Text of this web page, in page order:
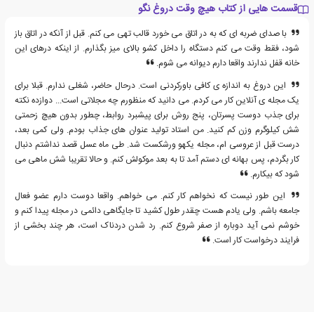
قسمت هایی از کتاب هیچ وقت دروغ نگو
با صدای ضربه ای که به در اتاق می خورد قالب تهی می کنم. قبل از آنکه در اتاق باز
شود، فقط وقت می کنم دستگاه را داخل کشو بالای میز بگذارم. از اینکه درهای این
خانه قفل ندارند واقعا دارم دیوانه می شوم.
این دروغ به اندازه ی کافی باورکردنی است. درحال حاضر، شغلی ندارم. قبلا برای
یک مجله ی آنلاین کار می کردم. می دانید که منظورم چه مجلاتی است... دوازده نکته
برای جذب دوست پسرتان، پنج روش برای پیشبرد روابط، چطور بدون هیچ زحمتی
شش کیلوگرم وزن کم کنید. من استاد تولید عنوان های جذاب بودم. ولی کمی بعد،
درست قبل از عروسی ام، مجله یکهو ورشکست شد. طی ماه عسل قصد نداشتم دنبال
کار بگردم، پس بهانه ای دستم آمد تا به بعد موکولش کنم. و حالا تقریبا شش ماهی می
شود که بیکارم.
این طور نیست که نخواهم کار کنم. می خواهم. واقعا دوست دارم عضو فعال
جامعه باشم. ولی یادم هست چقدر طول کشید تا جایگاهی دائمی در مجله پیدا کنم و
خوشم نمی آید دوباره از صفر شروع کنم. رد شدن دردناک است، هر چند بخشی از
فرایند درخواست کار است.